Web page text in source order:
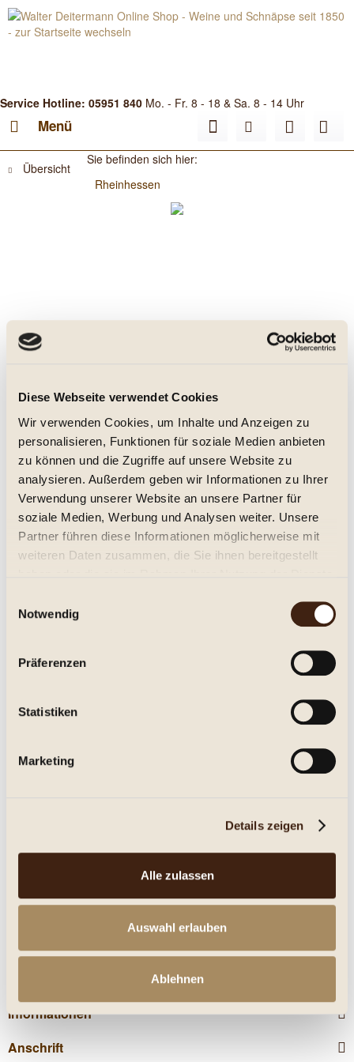
Diese Webseite verwendet Cookies
Wir verwenden Cookies, um Inhalte und Anzeigen zu
personalisieren, Funktionen für soziale Medien anbieten
zu können und die Zugriffe auf unsere Website zu
analysieren. Außerdem geben wir Informationen zu Ihrer
Verwendung unserer Website an unsere Partner für
soziale Medien, Werbung und Analysen weiter. Unsere
Partner führen diese Informationen möglicherweise mit
weiteren Daten zusammen, die Sie ihnen bereitgestellt
Notwendig
Präferenzen
Statistiken
Marketing
Details zeigen
Alle zulassen
Auswahl erlauben
Ablehnen
Service Hotline: 05951 840 Mo. - Fr. 8 - 18 & Sa. 8 - 14 Uhr
Menü
Übersicht
Sie befinden sich hier:
Rheinhessen
Weingut Manz - Love & Respect 2025
Weißweincuvee
trocken, Jg. 2025
7,95 € *
Inhalt:0.75 Liter (10,60 € * / 1 Liter)
inkl. MwSt.zzgl. Versandkosten
Lieferzeit ca. 1-3 Tage**
In den Warenkorb
Artikel-Nr.:
Beschreibung
Weißweincuvée, verkörpert perfektes...
mehr
Kunden kauften auch
Kunden haben sich ebenfalls angesehen
Service Hotline
Informationen
Anschrift